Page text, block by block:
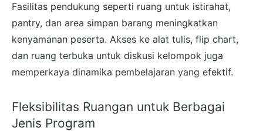
Fasilitas pendukung seperti ruang untuk istirahat,
pantry, dan area simpan barang meningkatkan
kenyamanan peserta. Akses ke alat tulis, flip chart,
dan ruang terbuka untuk diskusi kelompok juga
memperkaya dinamika pembelajaran yang efektif.
Fleksibilitas Ruangan untuk Berbagai
Jenis Program